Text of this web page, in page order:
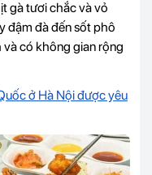
gà tươi chắc và vỏ
đậm đà đến sốt phô
có không gian rộng
ở Hà Nội được yêu